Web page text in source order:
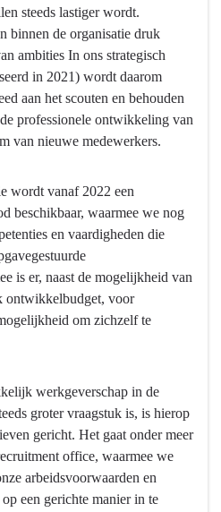
steeds lastiger wordt.
binnen de organisatie druk
ambities In ons strategisch
in 2021) wordt daarom
aan het scouten en behouden
professionele ontwikkeling van
van nieuwe medewerkers.
wordt vanaf 2022 een
beschikbaar, waarmee we nog
en vaardigheden die
is er, naast de mogelijkheid van
ontwikkelbudget, voor
om zichzelf te
werkgeverschap in de
groter vraagstuk is, is hierop
gericht. Het gaat onder meer
office, waarmee we
arbeidsvoorwaarden en
een gerichte manier in te